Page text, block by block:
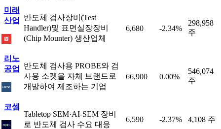
미래
산업
반도체 검사장비(Test
Handler)및 표면실장장비
(Chip Mounter) 생산업체
6,680 -2.34%
298,958
주
리노
공업
반도체 검사용 PROBE와 검
사용 소켓을 자체 브랜드로
개발하여 제조하는 기업
66,900 0.00%
546,074
주
코셈
Tabletop SEM·AI-SEM 장비
로 반도체 검사 수요 대응
6,590 -2.37% 4,108 주